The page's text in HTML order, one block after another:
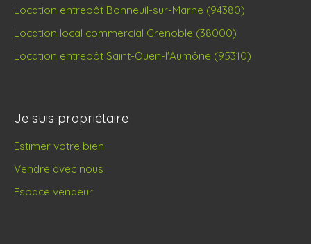
Location entrepôt Bonneuil-sur-Marne (94380)
Location local commercial Grenoble (38000)
Location entrepôt Saint-Ouen-l'Aumône (95310)
Je suis propriétaire
Estimer votre bien
Vendre avec nous
Espace vendeur